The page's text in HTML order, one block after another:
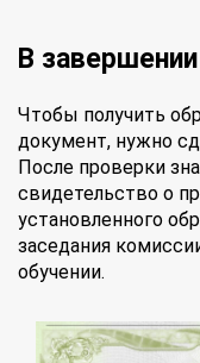
В
Чтобы получить
документ, нужно
После проверки
свидетельство о
установленного
заседания
обучении.